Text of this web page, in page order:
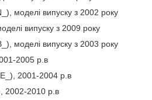
моделі випуску з 2002 року
випуску з 2009 року
моделі випуску з 2003 року
2005 р.в
2001-2004 р.в
2002-2010 р.в